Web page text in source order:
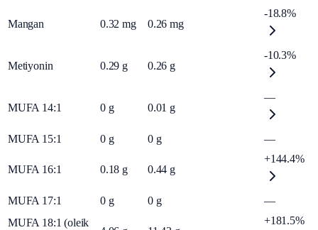
Mangan 0.32 mg 0.26 mg
-18.8%
Metiyonin 0.29 g 0.26 g
-10.3%
MUFA 14:1 0 g 0.01 g
—
MUFA 15:1 0 g 0 g —
MUFA 16:1 0.18 g 0.44 g
+144.4%
MUFA 17:1 0 g 0 g
—
MUFA 18:1 (oleik
+181.5%